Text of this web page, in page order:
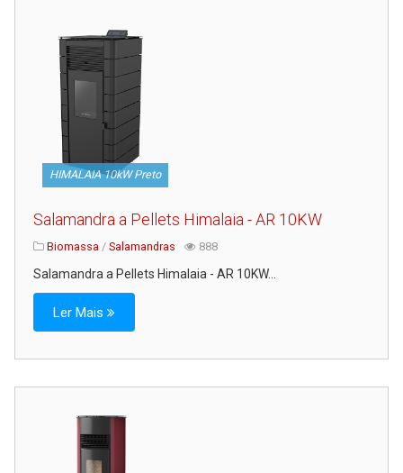
HIMALAIA 10kW Preto
Salamandra a Pellets Himalaia - AR 10KW
Biomassa / Salamandras 888
Salamandra a Pellets Himalaia - AR 10KW...
Ler Mais